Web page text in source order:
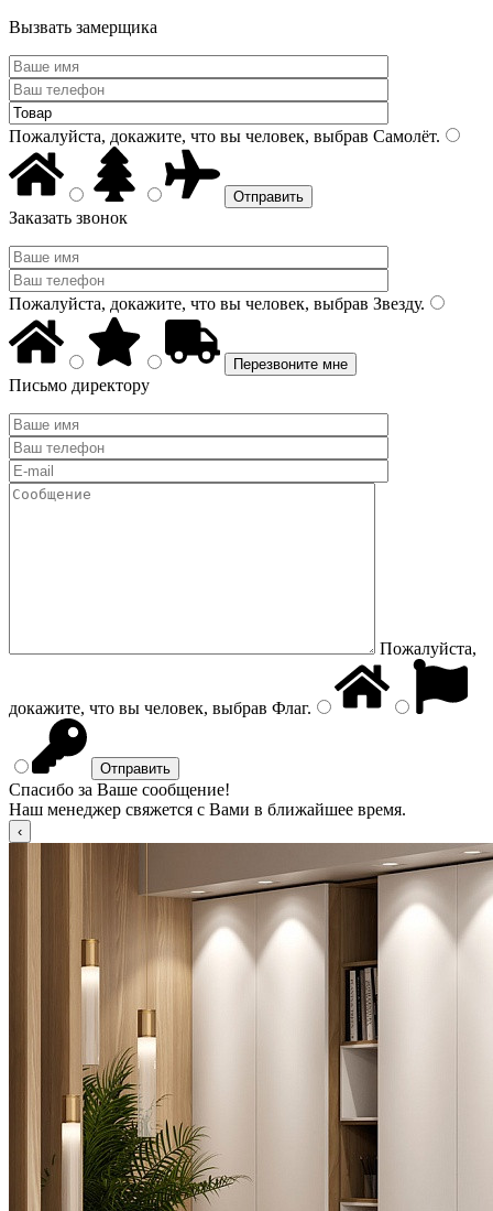
Вызвать замерщика
Пожалуйста, докажите, что вы человек, выбрав Самолёт.
Заказать звонок
Пожалуйста, докажите, что вы человек, выбрав Звезду.
Письмо директору
Пожалуйста,
докажите, что вы человек, выбрав Флаг.
Спасибо за Ваше сообщение!
Наш менеджер свяжется с Вами в ближайшее время.